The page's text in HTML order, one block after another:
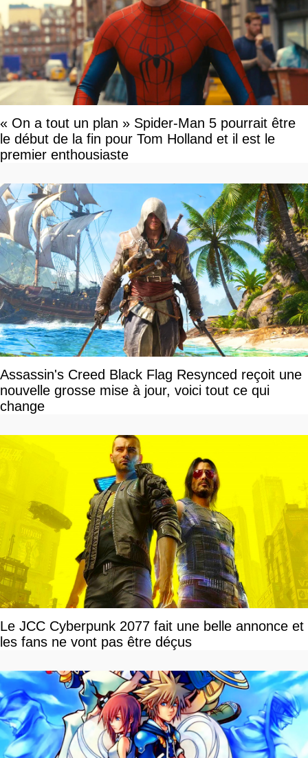
« On a tout un plan » Spider-Man 5 pourrait être
le début de la fin pour Tom Holland et il est le
premier enthousiaste
Assassin's Creed Black Flag Resynced reçoit une
nouvelle grosse mise à jour, voici tout ce qui
change
Le JCC Cyberpunk 2077 fait une belle annonce et
les fans ne vont pas être déçus